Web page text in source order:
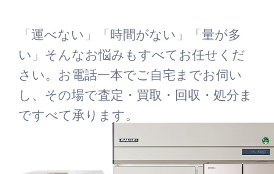
「運べない」「時間がない」「量が多
い」そんなお悩みもすべてお任せくだ
さい。お電話一本でご自宅までお伺い
し、その場で査定・買取・回収・処分ま
ですべて承ります。